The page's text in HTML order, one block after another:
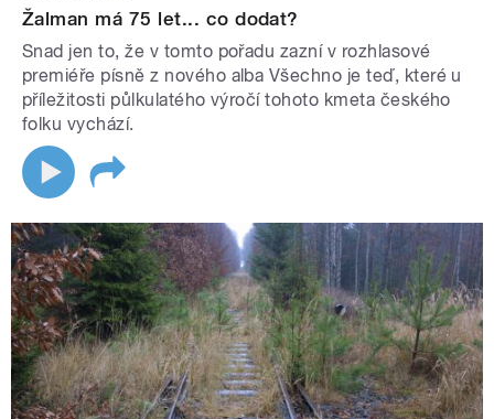
Žalman má 75 let... co dodat?
Snad jen to, že v tomto pořadu zazní v rozhlasové
premiéře písně z nového alba Všechno je teď, které u
příležitosti půlkulatého výročí tohoto kmeta českého
folku vychází.